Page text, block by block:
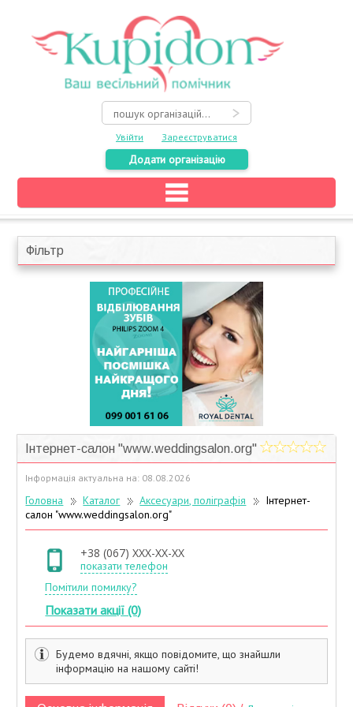
Увійти Зареєструватися
Додати організацію
Головна
Каталог
На карті
Учасники дисконтної програми
Фільтр
Інтернет-салон "www.weddingsalon.org"
Інформація актуальна на: 08.08.2026
Головна Каталог Аксесуари, поліграфія
Інтернет-
салон "www.weddingsalon.org"
+38 (067) XXX-XX-XX
показати телефон
Помітили помилку?
Показати акції (0)
Будемо вдячні, якщо повідомите, що знайшли
інформацію на нашому сайті!